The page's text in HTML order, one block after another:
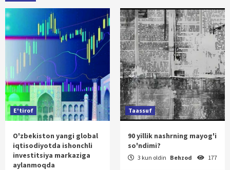
E'tirof
O'zbekiston yangi global
iqtisodiyotda ishonchli
investitsiya markaziga
aylanmoqda
Taassuf
90 yillik nashrning mayog'i
so'ndimi?
3 kun oldin Behzod 177